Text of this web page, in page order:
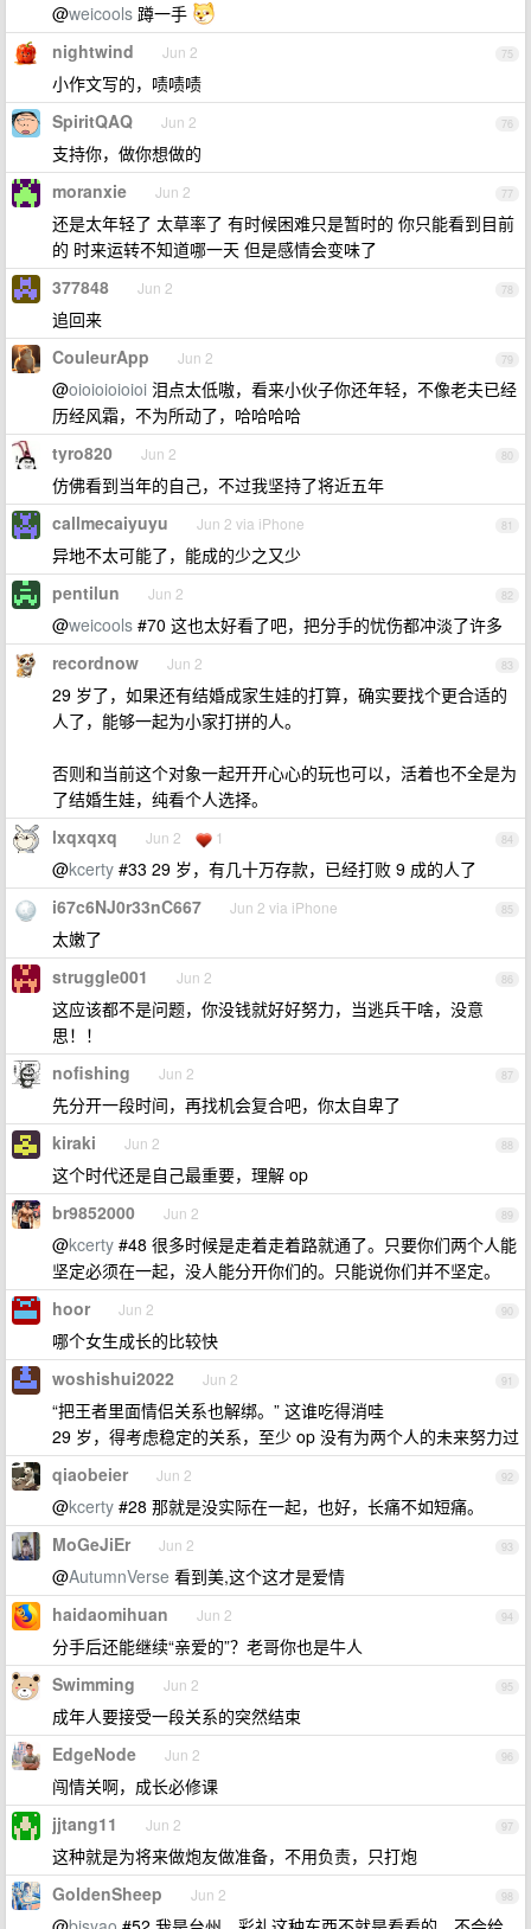
@weicools 蹲一手
75
nightwind Jun 2
小作文写的，啧啧啧
76
SpiritQAQ Jun 2
支持你，做你想做的
77
moranxie Jun 2
还是太年轻了 太草率了 有时候困难只是暂时的 你只能看到目前
的 时来运转不知道哪一天 但是感情会变味了
78
377848 Jun 2
追回来
79
CouleurApp Jun 2
@oioioioioioi 泪点太低嗷，看来小伙子你还年轻，不像老夫已经
历经风霜，不为所动了，哈哈哈哈
80
tyro820 Jun 2
仿佛看到当年的自己，不过我坚持了将近五年
81
callmecaiyuyu Jun 2 via iPhone
异地不太可能了，能成的少之又少
82
pentilun Jun 2
@weicools #70 这也太好看了吧，把分手的忧伤都冲淡了许多
83
recordnow Jun 2
29 岁了，如果还有结婚成家生娃的打算，确实要找个更合适的
人了，能够一起为小家打拼的人。
否则和当前这个对象一起开开心心的玩也可以，活着也不全是为
了结婚生娃，纯看个人选择。
84
lxqxqxq Jun 2 1
@kcerty #33 29 岁，有几十万存款，已经打败 9 成的人了
85
i67c6NJ0r33nC667 Jun 2 via iPhone
太嫩了
86
struggle001 Jun 2
这应该都不是问题，你没钱就好好努力，当逃兵干啥，没意
思！！
87
nofishing Jun 2
先分开一段时间，再找机会复合吧，你太自卑了
88
kiraki Jun 2
这个时代还是自己最重要，理解 op
89
br9852000 Jun 2
@kcerty #48 很多时候是走着走着路就通了。只要你们两个人能
坚定必须在一起，没人能分开你们的。只能说你们并不坚定。
90
hoor Jun 2
哪个女生成长的比较快
91
woshishui2022 Jun 2
“把王者里面情侣关系也解绑。” 这谁吃得消哇
29 岁，得考虑稳定的关系，至少 op 没有为两个人的未来努力过
92
qiaobeier Jun 2
@kcerty #28 那就是没实际在一起，也好，长痛不如短痛。
93
MoGeJiEr Jun 2
@AutumnVerse 看到美,这个这才是爱情
94
haidaomihuan Jun 2
分手后还能继续“亲爱的”？老哥你也是牛人
95
Swimming Jun 2
成年人要接受一段关系的突然结束
96
EdgeNode Jun 2
闯情关啊，成长必修课
97
jjtang11 Jun 2
这种就是为将来做炮友做准备，不用负责，只打炮
98
GoldenSheep Jun 2